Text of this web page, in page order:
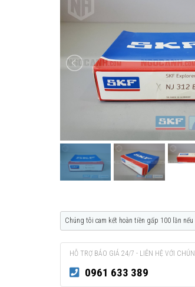
Chúng tôi cam kết hoàn tiền gấp 100 lần
HỖ TRỢ BÁO GIÁ 24/7 - LIÊN HỆ VỚI
0961 633 389